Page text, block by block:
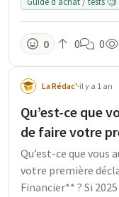
0 0 0
La Rédac'·il y a 1 an
Qu’est-ce que
de faire votre
Qu’est-ce que vous
votre première
Financier** ? Si